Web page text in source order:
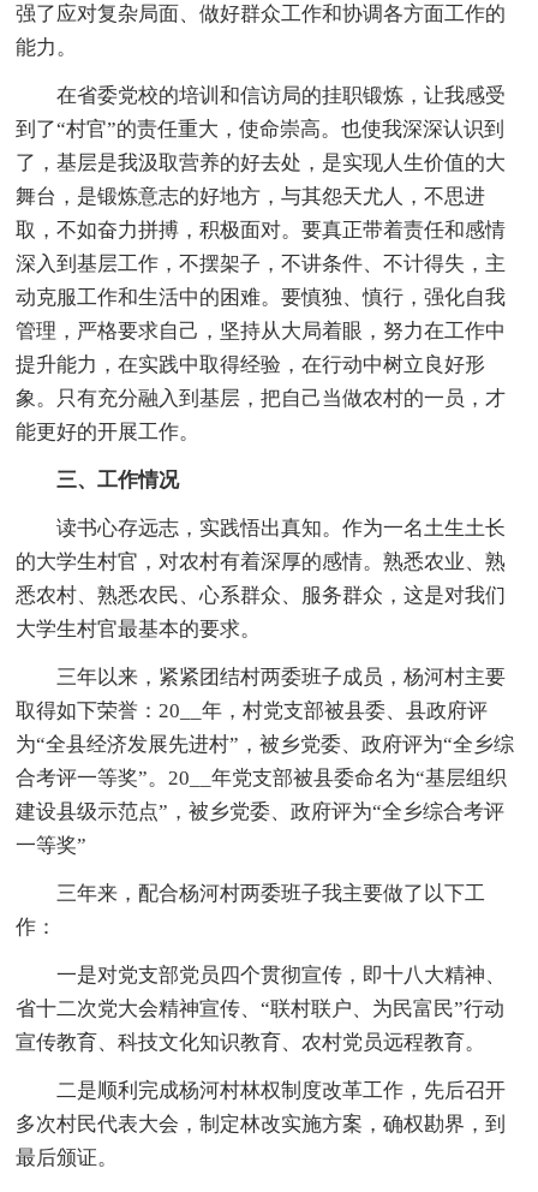
强了应对复杂局面、做好群众工作和协调各方面工作的
能力。
在省委党校的培训和信访局的挂职锻炼，让我感受
到了“村官”的责任重大，使命崇高。也使我深深认识到
了，基层是我汲取营养的好去处，是实现人生价值的大
舞台，是锻炼意志的好地方，与其怨天尤人，不思进
取，不如奋力拼搏，积极面对。要真正带着责任和感情
深入到基层工作，不摆架子，不讲条件、不计得失，主
动克服工作和生活中的困难。要慎独、慎行，强化自我
管理，严格要求自己，坚持从大局着眼，努力在工作中
提升能力，在实践中取得经验，在行动中树立良好形
象。只有充分融入到基层，把自己当做农村的一员，才
能更好的开展工作。
三、工作情况
读书心存远志，实践悟出真知。作为一名土生土长
的大学生村官，对农村有着深厚的感情。熟悉农业、熟
悉农村、熟悉农民、心系群众、服务群众，这是对我们
大学生村官最基本的要求。
三年以来，紧紧团结村两委班子成员，杨河村主要
取得如下荣誉：20__年，村党支部被县委、县政府评
为“全县经济发展先进村”，被乡党委、政府评为“全乡综
合考评一等奖”。20__年党支部被县委命名为“基层组织
建设县级示范点”，被乡党委、政府评为“全乡综合考评
一等奖”
三年来，配合杨河村两委班子我主要做了以下工
作：
一是对党支部党员四个贯彻宣传，即十八大精神、
省十二次党大会精神宣传、“联村联户、为民富民”行动
宣传教育、科技文化知识教育、农村党员远程教育。
二是顺利完成杨河村林权制度改革工作，先后召开
多次村民代表大会，制定林改实施方案，确权勘界，到
最后颁证。